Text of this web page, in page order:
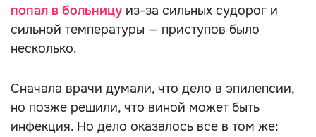
попал в больницу из-за сильных судорог и
сильной температуры — приступов было
несколько.
Сначала врачи думали, что дело в эпилепсии,
но позже решили, что виной может быть
инфекция. Но дело оказалось все в том же: